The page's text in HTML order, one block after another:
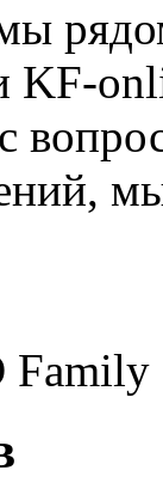
KF-
Family